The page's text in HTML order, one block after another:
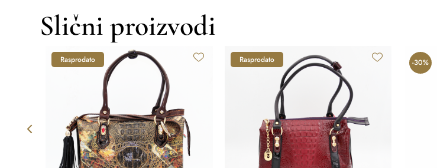
Slični proizvodi
Rasprodato Rasprodato -30%